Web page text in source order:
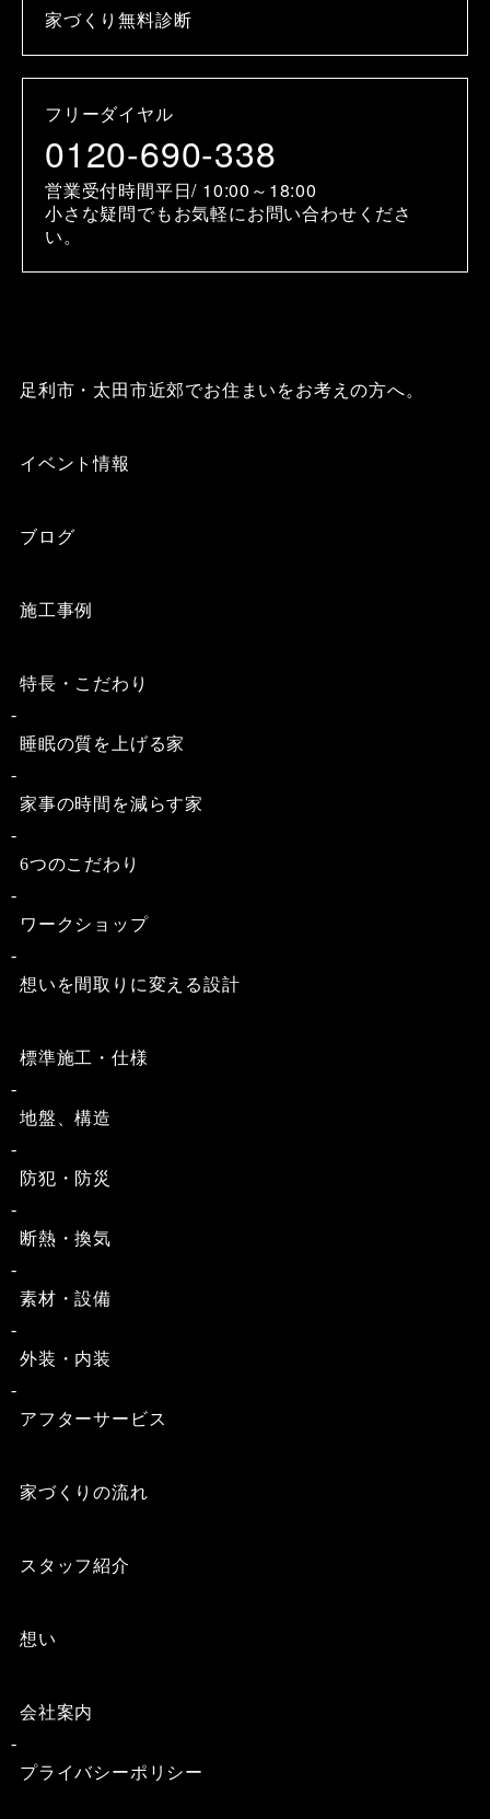
家づくり無料診断
フリーダイヤル
0120-690-338
営業受付時間平日/ 10:00～18:00
小さな疑問でもお気軽にお問い合わせくださ
い。
足利市・太田市近郊でお住まいをお考えの方へ。
イベント情報
ブログ
施工事例
特長・こだわり
睡眠の質を上げる家
家事の時間を減らす家
6つのこだわり
ワークショップ
想いを間取りに変える設計
標準施工・仕様
地盤、構造
防犯・防災
断熱・換気
素材・設備
外装・内装
アフターサービス
家づくりの流れ
スタッフ紹介
想い
会社案内
プライバシーポリシー